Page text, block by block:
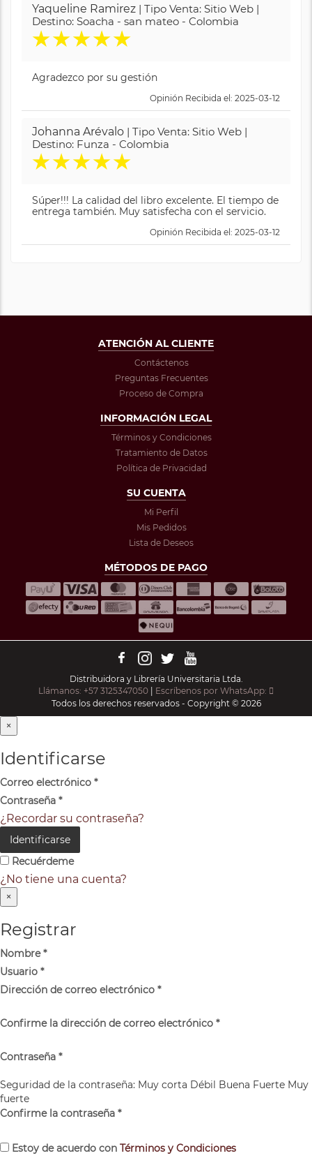
Yaqueline Ramirez | Tipo Venta: Sitio Web |
Destino: Soacha - san mateo - Colombia
★★★★★
Agradezco por su gestión
Opinión Recibida el: 2025-03-12
Johanna Arévalo | Tipo Venta: Sitio Web |
Destino: Funza - Colombia
★★★★★
Súper!!! La calidad del libro excelente. El tiempo de
entrega también. Muy satisfecha con el servicio.
Opinión Recibida el: 2025-03-12
ATENCIÓN AL CLIENTE
Contáctenos
Preguntas Frecuentes
Proceso de Compra
INFORMACIÓN LEGAL
Términos y Condiciones
Tratamiento de Datos
Política de Privacidad
SU CUENTA
Mi Perfil
Mis Pedidos
Lista de Deseos
MÉTODOS DE PAGO
Distribuidora y Librería Universitaria Ltda.
Llámanos: +57 3125347050
Escríbenos por WhatsApp:
Todos los derechos reservados - Copyright © 2026
×
Identificarse
Correo electrónico *
Contraseña *
¿Recordar su contraseña?
Identificarse
Recuérdeme
¿No tiene una cuenta?
×
Registrar
Nombre*
Usuario *
Dirección de correo electrónico *
Confirme la dirección de correo electrónico *
Contraseña *
Seguridad de la contraseña: Muy corta Débil Buena Fuerte Muy
fuerte
Confirme la contraseña *
Estoy de acuerdo con Términos y Condiciones